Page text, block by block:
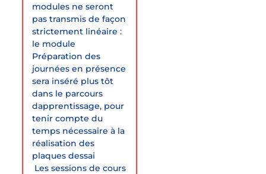
modules ne seront
pas transmis de façon
strictement linéaire :
le module
Préparation des
journées en présence
sera inséré plus tôt
dans le parcours
dapprentissage, pour
tenir compte du
temps nécessaire à la
réalisation des
plaques dessai
 Les sessions de cours